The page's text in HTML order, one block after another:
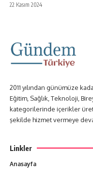
22 Kasım 2024
2011 yılından günümüze
Eğitim, Sağlık, Teknoloji,
kategorilerinde içerikler
şekilde hizmet vermeye
Linkler
Anasayfa